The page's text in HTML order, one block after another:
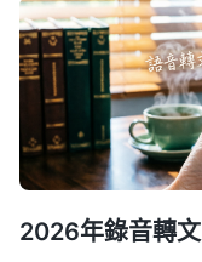
2026年錄音轉